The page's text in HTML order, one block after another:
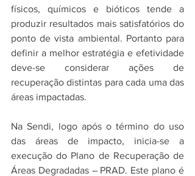
físicos, químicos e bióticos tende a
produzir resultados mais satisfatórios do
ponto de vista ambiental. Portanto para
definir a melhor estratégia e efetividade
deve-se considerar ações de
recuperação distintas para cada uma das
áreas impactadas.
Na Sendi, logo após o término do uso
das áreas de impacto, inicia-se a
execução do Plano de Recuperação de
Áreas Degradadas – PRAD. Este plano é